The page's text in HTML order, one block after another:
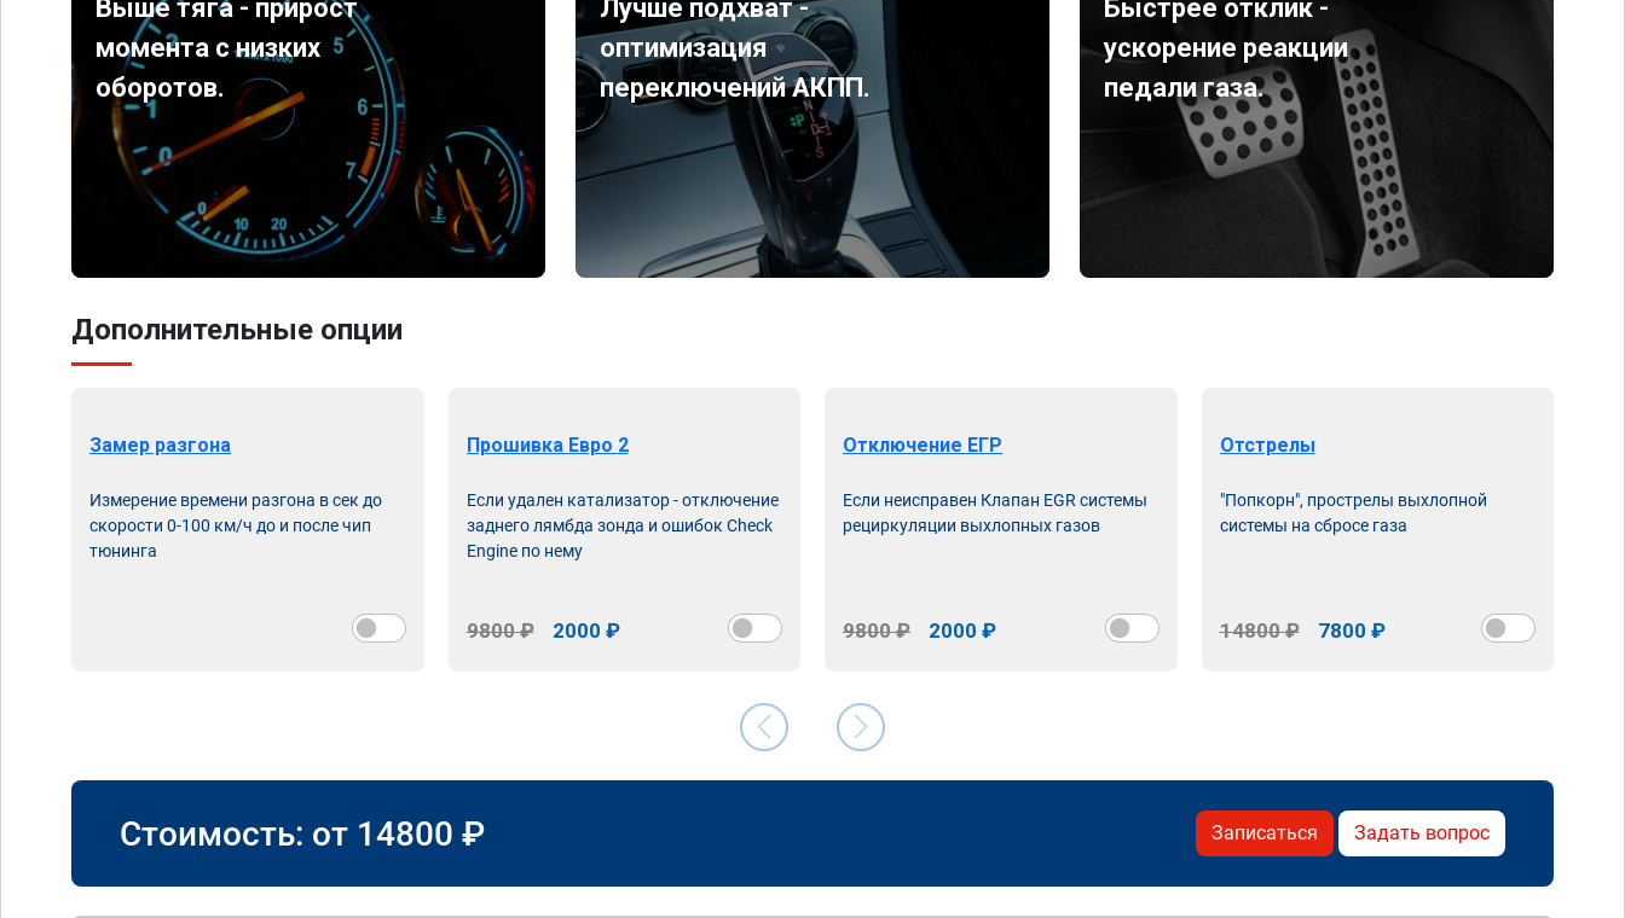
Выше тяга - прирост
момента с низких
оборотов.
Лучше подхват -
оптимизация
переключений АКПП.
Быстрее отклик -
ускорение реакции
педали газа.
Дополнительные опции
Замер разгона
Измерение времени разгона в сек до
скорости 0-100 км/ч до и после чип
тюнинга
Прошивка Евро 2
Если удален катализатор - отключение
заднего лямбда зонда и ошибок Check
Engine по нему
9800 ₽ 2000 ₽
Отключение ЕГР
Если неисправен Клапан EGR системы
рециркуляции выхлопных газов
9800 ₽ 2000 ₽
Отстрелы
"Попкорн", прострелы выхлопной
системы на сбросе газа
14800 ₽ 7800 ₽
Стоимость: от 14800 ₽ Записаться Задать вопрос